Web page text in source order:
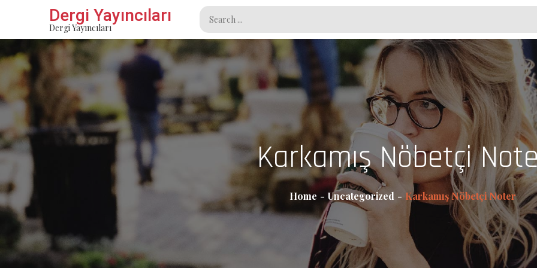
content
Dergi Yayıncıları
Dergi Yayıncıları
Search
for:
Karkamış Nöbetçi
Home Uncategorized Karkamış Nöbetçi Noter